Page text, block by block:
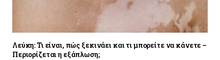
Λεύκη: Τι είναι, πώς ξεκινάει και τι μπορείτε να κάνετε –
Περιορίζεται η εξάπλωση;